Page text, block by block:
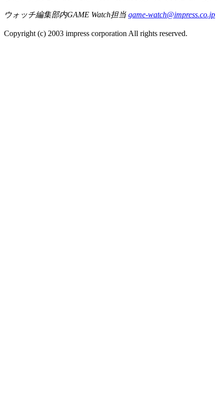
ウォッチ編集部内GAME Watch担当 game-watch@impress.co.jp
Copyright (c) 2003 impress corporation All rights reserved.